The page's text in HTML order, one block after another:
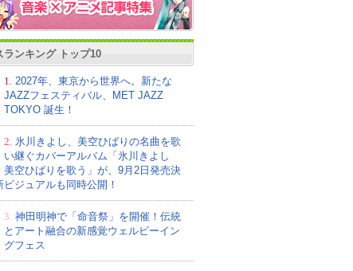
ランキング トップ10
1.
2027年、東京から世界へ。新たな
JAZZフェスティバル、MET JAZZ
TOKYO 誕生！
2. 氷川きよし、美空ひばりの名曲を歌
い継ぐカバーアルバム「氷川きよし
美空ひばりを歌う」が、9月2日発売決
ビジュアルも同時公開！
3. 神田明神で「命音祭」を開催！伝統
とアート融合の新感覚ウェルビーイン
グフェス